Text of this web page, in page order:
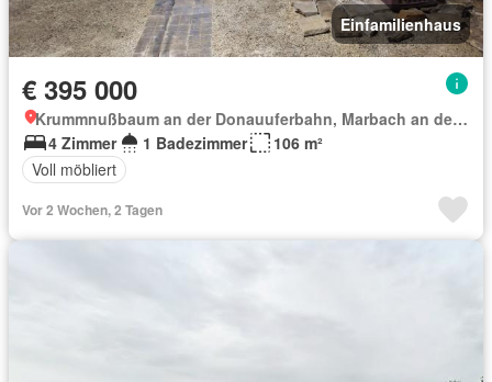
Einfamilienhaus
€ 395 000
Krummnußbaum an der Donauuferbahn, Marbach an der Donau
4 Zimmer
1 Badezimmer
106 m²
Voll möbliert
Vor 2 Wochen, 2 Tagen